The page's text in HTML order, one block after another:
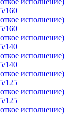
160
исполнение)
160
исполнение)
140
исполнение)
140
исполнение)
125
исполнение)
125
исполнение)